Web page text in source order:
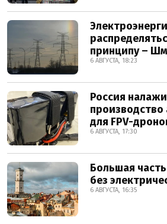
принципу –
6 АВГУСТА, 18:23
Россия
производство
для FPV-
6 АВГУСТА, 17:30
Большая
без
6 АВГУСТА, 16:35